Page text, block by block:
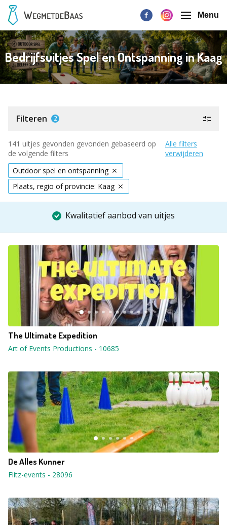
Menu
Bedrijfsuitjes Spel en Ontspanning in Kaag
Filteren 2
141 uitjes gevonden gevonden gebaseerd op
de volgende filters
Alle filters
verwijderen
Outdoor spel en ontspanning
Plaats, regio of provincie: Kaag
Kwalitatief aanbod van uitjes
The Ultimate Expedition
Art of Events Productions - 10685
De Alles Kunner
Flitz-events - 28096